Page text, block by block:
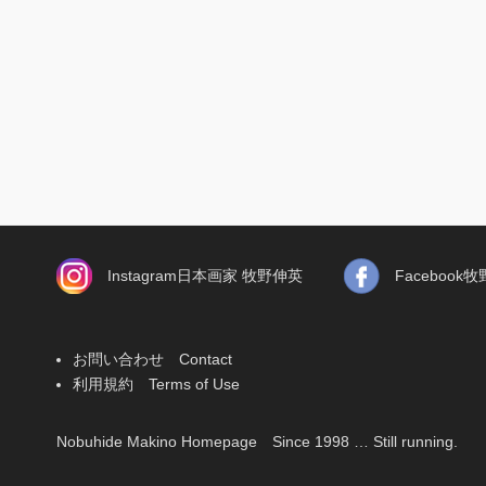
Instagram日本画家 牧野伸英 Facebook牧
お問い合わせ Contact
利用規約 Terms of Use
Nobuhide Makino Homepage Since 1998 … Still running.